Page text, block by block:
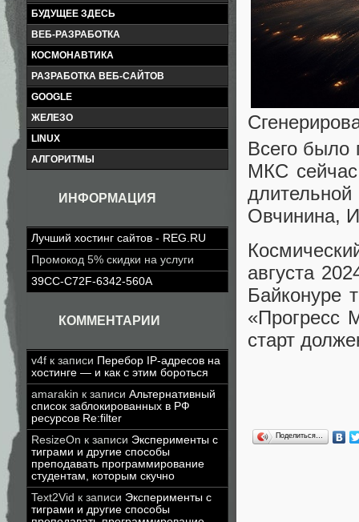
БУДУЩЕЕ ЗДЕСЬ
ВЕБ-РАЗРАБОТКА
КОСМОНАВТИКА
РАЗРАБОТКА ВЕБ-САЙТОВ
GOOGLE
ЖЕЛЕЗО
LINUX
АЛГОРИТМЫ
ИНФОРМАЦИЯ
Лучший хостинг сайтов - REG.RU
Промокод 5% скидки на услуги
39CC-C72F-6342-560A
КОММЕНТАРИИ
v4f к записи Перебор IP-адресов на
хостинге — и как с этим бороться
amarakin к записи Альтернативный
список заблокированных в РФ
ресурсов Re:filter
ResizeOn к записи Эксперименты с
тиграми и другие способы
преподавать программирование
студентам, которым скучно
Text2Vid к записи Эксперименты с
тиграми и другие способы
Всего было
МКС сейчас
Овчинина,
августа
Байконуре
«Прогресс
старт
Поделиться…